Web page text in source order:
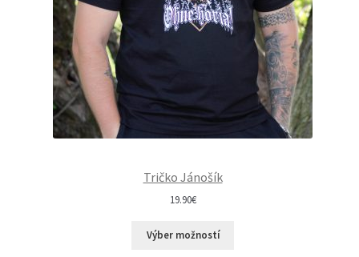
Tričko Jánošík
19.90€
Výber možností